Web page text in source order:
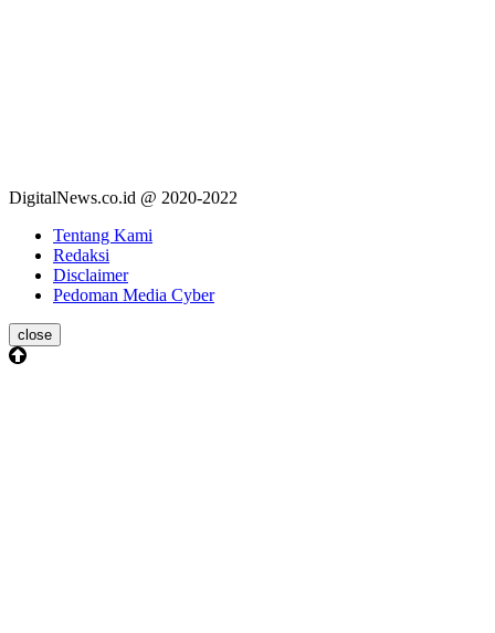
DigitalNews.co.id @ 2020-2022
Tentang Kami
Redaksi
Disclaimer
Pedoman Media Cyber
close